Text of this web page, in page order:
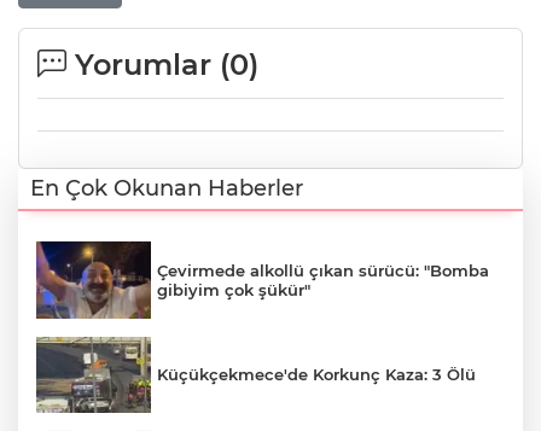
Yorumlar (0)
En Çok Okunan Haberler
Çevirmede alkollü çıkan sürücü: "Bomba
gibiyim çok şükür"
Küçükçekmece'de Korkunç Kaza: 3 Ölü